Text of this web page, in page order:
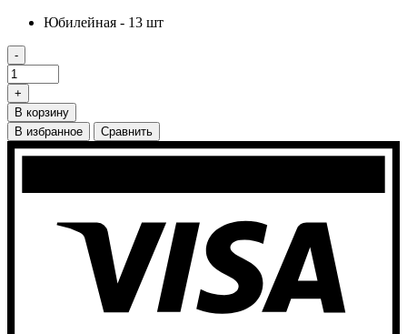
Юбилейная - 13 шт
-
+
В корзину
В избранное
Сравнить